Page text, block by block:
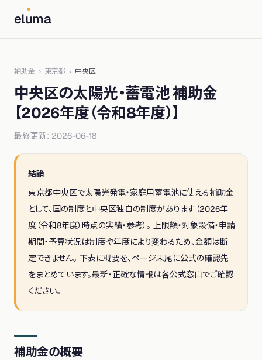
eluma
補助金 › 東京都 › 中央区
中央区の太陽光・蓄電池 補助金
【2026年度（令和8年度）】
最終更新: 2026-06-18
結論
東京都中央区で太陽光発電・家庭用蓄電池に使える補助金
として、国の制度と中央区独自の制度があります（2026年
度（令和8年度） 時点の実績・参考）。 上限額・対象設備・申請
期間・予算状況は制度や年度により変わるため、金額は断
定できません。 下表に概要を、ページ末尾に公式の確認先
をまとめています。最新・正確な情報は各公式窓口でご確認
ください。
補助金の概要